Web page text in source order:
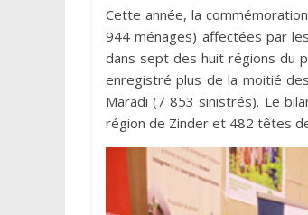
Cette année, la
944 ménages) affectées par
dans sept des huit régions du
enregistré plus de la moitié
Maradi (7 853 sinistrés). Le
région de Zinder et 482 têtes